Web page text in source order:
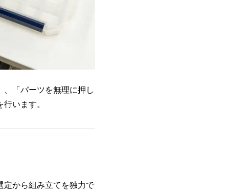
、「パーツを無理に押し
います。
定から組み立てを独力で